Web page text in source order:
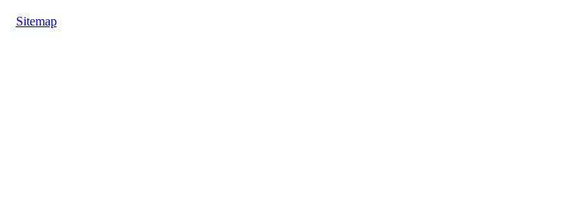
Sitemap